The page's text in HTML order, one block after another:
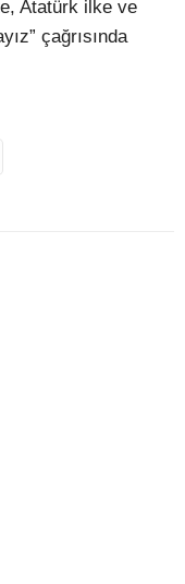
Atatürk ilke ve
çağrısında